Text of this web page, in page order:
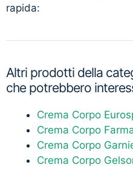
rapida:
Altri prodotti della
che potrebbero
Crema Corpo
Crema Corpo
Crema Corpo
Crema Corpo